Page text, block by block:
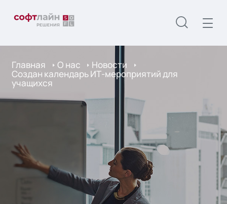
Главная О нас Новости
Создан календарь ИТ-мероприятий для
учащихся